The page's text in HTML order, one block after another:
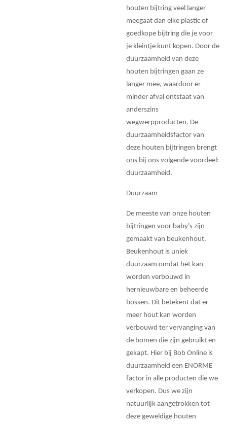
houten bijtring veel langer
meegaat dan elke plastic of
goedkope bijtring die je voor
je kleintje kunt kopen. Door de
duurzaamheid van deze
houten bijtringen gaan ze
langer mee, waardoor er
minder afval ontstaat van
anderszins
wegwerpproducten. De
duurzaamheidsfactor van
deze houten bijtringen brengt
ons bij ons volgende voordeel:
duurzaamheid.
Duurzaam
De meeste van onze houten
bijtringen voor baby's zijn
gemaakt van beukenhout.
Beukenhout is uniek
duurzaam omdat het kan
worden verbouwd in
hernieuwbare en beheerde
bossen. Dit betekent dat er
meer hout kan worden
verbouwd ter vervanging van
de bomen die zijn gebruikt en
gekapt. Hier bij Bob Online is
duurzaamheid een ENORME
factor in alle producten die we
verkopen. Dus we zijn
natuurlijk aangetrokken tot
deze geweldige houten